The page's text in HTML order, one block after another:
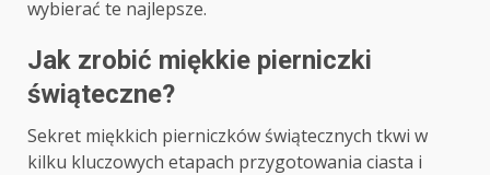
wybierać te najlepsze.
Jak zrobić miękkie pierniczki
świąteczne?
Sekret miękkich pierniczków świątecznych tkwi w
kilku kluczowych etapach przygotowania ciasta i